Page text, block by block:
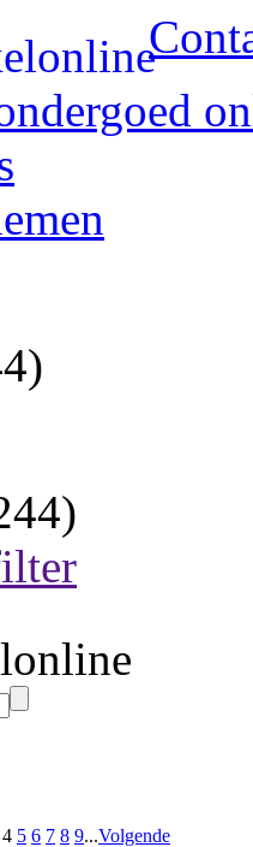
4 5 6 7 8 9...Volgende